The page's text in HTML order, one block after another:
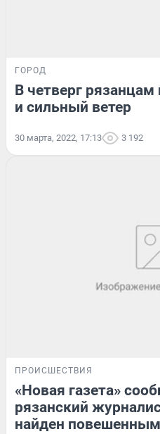
ГОРОД
В четверг
и сильный ветер
30 марта, 2022, 17:13 3 192
ПРОИСШЕСТВИЯ
«Новая газета»
рязанский
найден повешенным